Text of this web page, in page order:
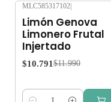
MLC585317102
Limón Genova
Limonero Frutal
Injertado
$10.791 $11.990